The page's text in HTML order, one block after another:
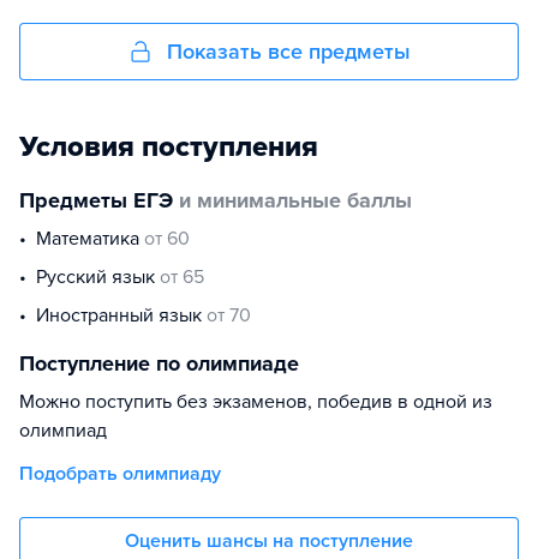
Показать все предметы
Условия поступления
Предметы ЕГЭ и минимальные баллы
математика от 60
русский язык от 65
иностранный язык от 70
Поступление по олимпиаде
Можно поступить без экзаменов, победив в одной из
олимпиад
Подобрать олимпиаду
Оценить шансы на поступление